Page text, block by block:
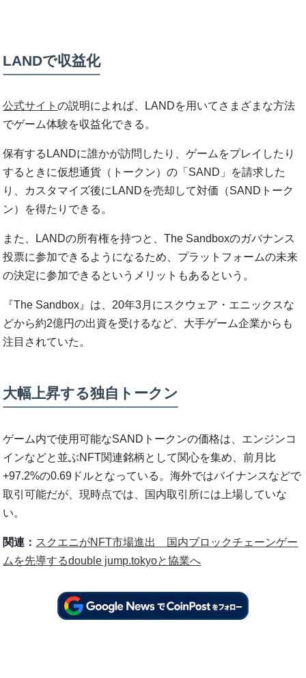
LANDで収益化
公式サイトの説明によれば、LANDを用いてさまざまな方法
でゲーム体験を収益化できる。
保有するLANDに誰かが訪問したり、ゲームをプレイしたり
するときに仮想通貨（トークン）の「SAND」を請求した
り、カスタマイズ後にLANDを売却して対価（SANDトーク
ン）を得たりできる。
また、LANDの所有権を持つと、The Sandboxのガバナンス
投票に参加できるようになるため、プラットフォームの未来
の決定に参加できるというメリットもあるという。
『The Sandbox』は、20年3月にスクウェア・エニックスな
どから約2億円の出資を受けるなど、大手ゲーム企業からも
注目されていた。
大幅上昇する独自トークン
ゲーム内で使用可能なSANDトークンの価格は、エンジンコ
インなどと並ぶNFT関連銘柄として関心を集め、前月比
+97.2%の0.69ドルとなっている。海外ではバイナンスなどで
取引可能だが、現時点では、国内取引所には上場していな
い。
関連： スクエニがNFT市場進出 国内ブロックチェーンゲー
ムを先導するdouble jump.tokyoと協業へ